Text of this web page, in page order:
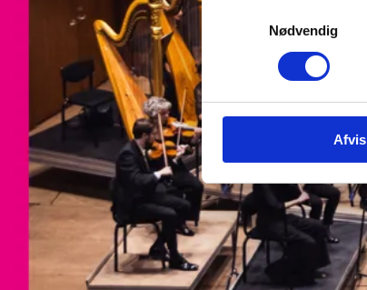
Samtykkevalg
Nødvendig
Afvis